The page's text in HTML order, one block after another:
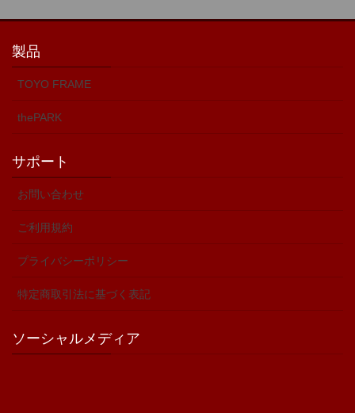
製品
TOYO FRAME
thePARK
サポート
お問い合わせ
ご利用規約
プライバシーポリシー
特定商取引法に基づく表記
ソーシャルメディア